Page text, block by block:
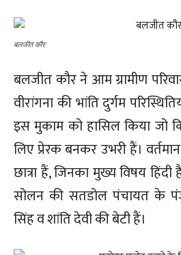
बलजीत कौर
बलजीत कौर ने आम ग्रामीण
वीरांगना की भांति दुर्गम
इस मुकाम को हासिल किया जो
लिए प्रेरक बनकर उभरी हैं।
छात्रा हैं, जिनका मुख्य विषय
सोलन की सतडोल पंचायत के
सिंह व शांति देवी की बेटी हैं।